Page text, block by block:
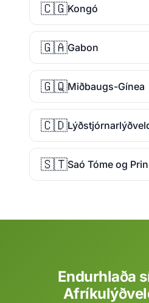
🇨🇬Kongó
🇬🇦Gabon
🇬🇶Miðbaugs-Gínea
🇨🇩
🇸🇹Saó Tóme og
Endurhlaða